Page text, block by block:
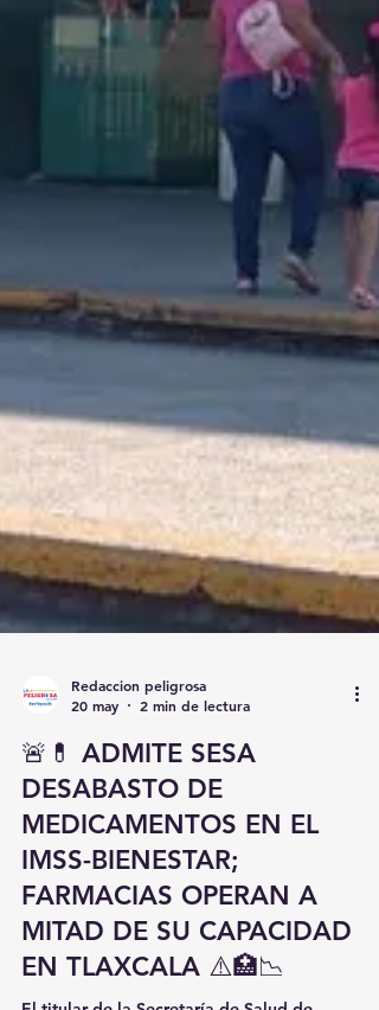
Redaccion peligrosa
20 may
2 min de lectura
🚨💊 ADMITE SESA
DESABASTO DE
MEDICAMENTOS EN EL